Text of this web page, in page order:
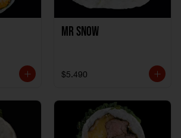
Mr Snow
$5.490